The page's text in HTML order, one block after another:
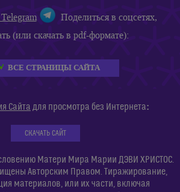
Поделиться в соцсетях,
(или скачать в pdf-формате):
ВСЕ СТРАНИЦЫ САЙТА
Сайта для просмотра без Интернета:
СКАЧАТЬ САЙТ
Матери Мира Марии ДЭВИ ХРИСТОС.
Авторским Правом. Тиражирование,
материалов, или их части, включая